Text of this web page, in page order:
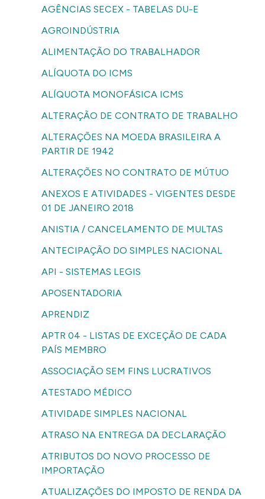
AGÊNCIAS SECEX - TABELAS DU-E
AGROINDÚSTRIA
ALIMENTAÇÃO DO TRABALHADOR
ALÍQUOTA DO ICMS
ALÍQUOTA MONOFÁSICA ICMS
ALTERAÇÃO DE CONTRATO DE TRABALHO
ALTERAÇÕES NA MOEDA BRASILEIRA A
PARTIR DE 1942
ALTERAÇÕES NO CONTRATO DE MÚTUO
ANEXOS E ATIVIDADES - VIGENTES DESDE
01 DE JANEIRO 2018
ANISTIA / CANCELAMENTO DE MULTAS
ANTECIPAÇÃO DO SIMPLES NACIONAL
API - SISTEMAS LEGIS
APOSENTADORIA
APRENDIZ
APTR 04 - LISTAS DE EXCEÇÃO DE CADA
PAÍS MEMBRO
ASSOCIAÇÃO SEM FINS LUCRATIVOS
ATESTADO MÉDICO
ATIVIDADE SIMPLES NACIONAL
ATRASO NA ENTREGA DA DECLARAÇÃO
ATRIBUTOS DO NOVO PROCESSO DE
IMPORTAÇÃO
ATUALIZAÇÕES DO IMPOSTO DE RENDA DA